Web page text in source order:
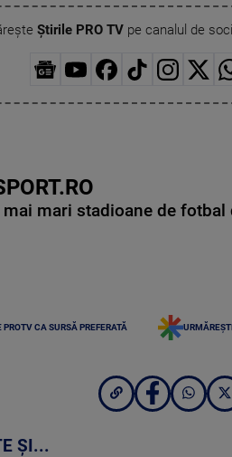
Știrile PRO TVpe canalul de
mari stadioane de
CA SURSĂ PREFERATĂ
ȘI...